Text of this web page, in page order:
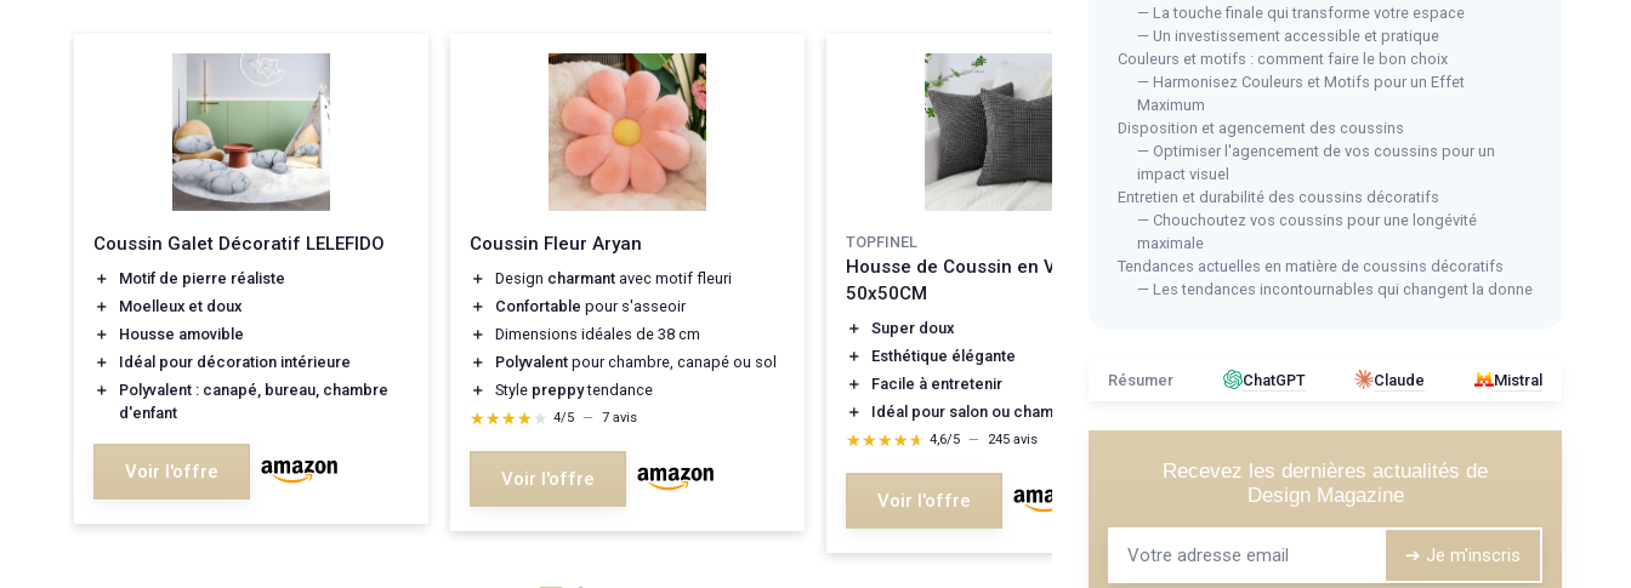
Coussin Galet Décoratif LELEFIDO
＋
Motif de pierre réaliste
＋
Moelleux et doux
＋
Housse amovible
＋
Idéal pour décoration intérieure
＋
Polyvalent : canapé, bureau, chambre
d'enfant
Voir l'offre
Coussin Fleur Aryan
＋ Design charmant avec motif fleuri
＋
Confortable pour s'asseoir
＋
Dimensions idéales de 38 cm
＋
Polyvalent pour chambre, canapé ou sol
＋
Style preppytendance
★★★★★
★★★★★ 4/5 — 7 avis
Voir l'offre
TOPFINEL
Housse de Coussin en Velours
50x50CM
＋
Super doux
＋
Esthétique élégante
＋
Facile à entretenir
＋
Idéal pour salon ou chambre
★★★★★
★★★★★ 4,6/5 — 245 avis
Voir l'offre
＋
Motif de pierre réaliste
＋ Polyvalent : canapé, bureau, chambre
Voir l'offre
— La touche finale qui transforme votre espace
— Un investissement accessible et pratique
Couleurs et motifs : comment faire le bon choix
— Harmonisez Couleurs et Motifs pour un Effet
Maximum
Disposition et agencement des coussins
— Optimiser l'agencement de vos coussins pour un
impact visuel
Entretien et durabilité des coussins décoratifs
— Chouchoutez vos coussins pour une longévité
maximale
Tendances actuelles en matière de coussins décoratifs
— Les tendances incontournables qui changent la donne
Résumer ChatGPT Claude Mistral
Recevez les dernières actualités de
Design Magazine
➔ Je m'inscris